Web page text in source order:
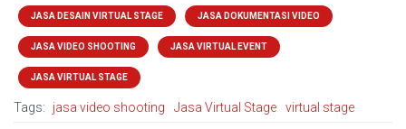
JASA DESAIN VIRTUAL STAGE JASA DOKUMENTASI VIDEO
JASA VIDEO SHOOTING JASA VIRTUAL EVENT
JASA VIRTUAL STAGE
Tags: jasa video shooting Jasa Virtual Stage virtual stage